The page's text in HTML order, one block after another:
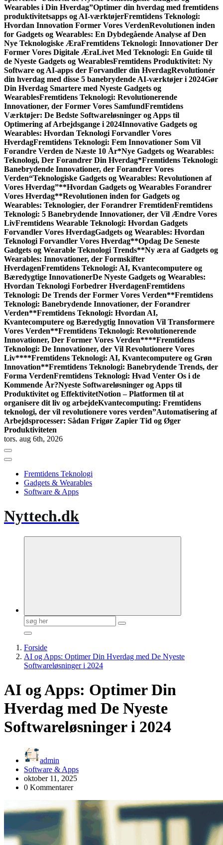
Wearables i Din Hverdag”Optimer din hverdag med fremtidens
produktivitetsapps og AI-værktøjerFremtidens Teknologi:
Hvordan Innovation Former Vores VerdenRevolutionen inden
for Gadgets og Wearables: En Dybdegående Analyse af Den
Nye Teknologiske ÆraFremtidens Teknologi: Innovationer Der
Former Vores Digitale ÆraLivet Med Teknologi: En Guide til
de Nyeste Gadgets og WearablesFremtidens Produktivitet: Ny
Software og AI-apps der Forvandler din HverdagRevolutionér
din hverdag med disse 5 banebrydende AI-værktøjer i 2024Gør
Din Hverdag Smartere med Nyeste Gadgets og
WearablesFremtidens Teknologi: Revolutionerende
Innovationer, der Former Vores SamfundFremtidens
Værktøjer: De Bedste Softwareløsninger og Apps til
Optimering af Arbejdsgange i 2024Innovative Gadgets og
Wearables: Hvordan Teknologi Forvandler Vores
HverdagFremtidens Teknologi: Fem Innovationer Som Vil
Forandre Verden de Næste 10 År*Nye Gadgets og Wearables:
Teknologi, Der Forandrer Din Hverdag*Fremtidens Teknologi:
Banebrydende Innovationer, der Forandrer Vores
Verden“Teknologiske Gadgets og Wearables: Revolutionen af
Vores Hverdag”**Hvordan Gadgets og Wearables Forandrer
Vores Hverdag**Revolutionen inden for Gadgets og
Wearables: Teknologier, der Forandrer FremtidenFremtidens
Teknologi: 5 Banebrydende Innovationer, der Vil Ændre Vores
LivFremtidens Wearable Teknologi: Hvordan Gadgets
Forvandler Vores HverdagGadgets og Wearables: Hvordan
Teknologi Forvandler Vores Hverdag**Opdag De Seneste
Gadgets og Wearable Teknologi Trends**Ny æra af Gadgets og
Wearables: Innovationer, der Formskifter
HverdagenFremtidens Teknologi: AI, Kvantecomputere og
Bæredygtige InnovationerDe Nyeste Gadgets og Wearables:
Hvordan Teknologi Forbedrer HverdagenFremtidens
Teknologi: De Trends der Former Vores Verden**Fremtidens
Teknologi: Banebrydende Innovationer, der Forandrer
Verden**Fremtidens Teknologi: Hvordan AI,
Kvantecomputere og Bæredygtig Innovation Vil Transformere
Vores Verden**Fremtidens Teknologi: Revolutionerende
Innovationer, Der Former Vores Verden****Fremtidens
Teknologi: De Innovationer, der Vil Revolutionere Vores
Liv****Fremtidens Teknologi: AI, Kvantecomputere og Grøn
Innovation**Fremtidens Teknologi: Banebrydende Trends, der
Forma VerdenFremtidens Teknologi: Hvad Venter Os i de
Kommende År?Nyeste Softwareløsninger og Apps til
Produktivitet og EffektivitetNotion – Platformen til at
organisere dit liv og arbejdeKvantecomputing: Fremtidens
teknologi, der vil revolutionere vores verden”Automatisering af
Arbejdsprocesser: Sådan Frigør Zapier Tid og Øger
Produktiviteten
tors. aug 6th, 2026
Fremtidens Teknologi
Gadgets & Wearables
Software & Apps
Nyttech.dk
Søg
efter:
Forside
AI og Apps: Optimer Din Hverdag med De Nyeste
Softwareløsninger i 2024
AI og Apps: Optimer Din
Hverdag med De Nyeste
Softwareløsninger i 2024
admin
Software & Apps
oktober 11, 2025
0 Kommentarer